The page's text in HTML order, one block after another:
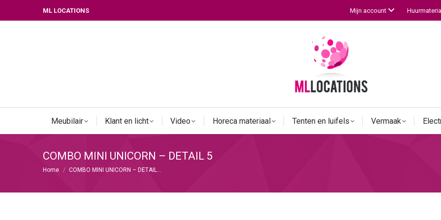
ML LOCATIONS Mijn account
Meubilair Klant en licht Video Horeca materiaal Tenten en luifels Vermaak
COMBO MINI UNICORN – DETAIL 5
Je bent hier:
Home COMBO MINI UNICORN – DETAIL…